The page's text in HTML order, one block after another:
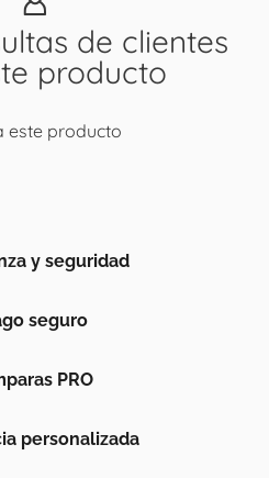
de clientes
producto
este producto
y seguridad
seguro
PRO
personalizada